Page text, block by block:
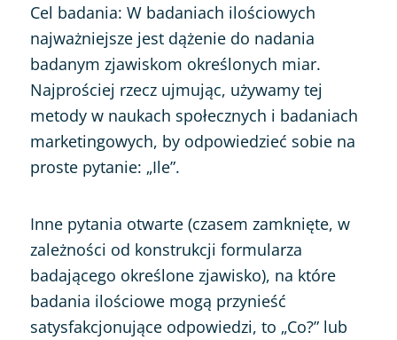
Cel badania: W badaniach ilościowych
najważniejsze jest dążenie do nadania
badanym zjawiskom określonych miar.
Najprościej rzecz ujmując, używamy tej
metody w naukach społecznych i badaniach
marketingowych, by odpowiedzieć sobie na
proste pytanie: „Ile”.
Inne pytania otwarte (czasem zamknięte, w
zależności od konstrukcji formularza
badającego określone zjawisko), na które
badania ilościowe mogą przynieść
satysfakcjonujące odpowiedzi, to „Co?” lub